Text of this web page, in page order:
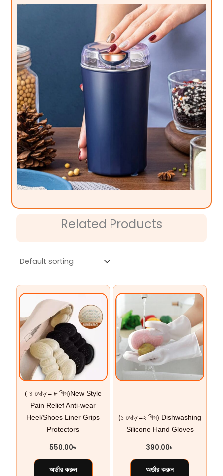
Related Products
( ৪ জোড়া= ৮ পিস)New Style
Pain Relief Anti-wear
Heel/Shoes Liner Grips
Protectors
550.00৳
অর্ডার করুন
(১ জোড়া=২ পিস) Dishwashing
Silicone Hand Gloves
390.00৳
অর্ডার করুন